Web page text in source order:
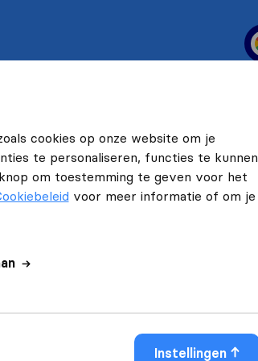
cookies op onze website om je
te personaliseren, functies te kunnen
om toestemming te geven voor het
voor meer informatie of om je
Instellingen